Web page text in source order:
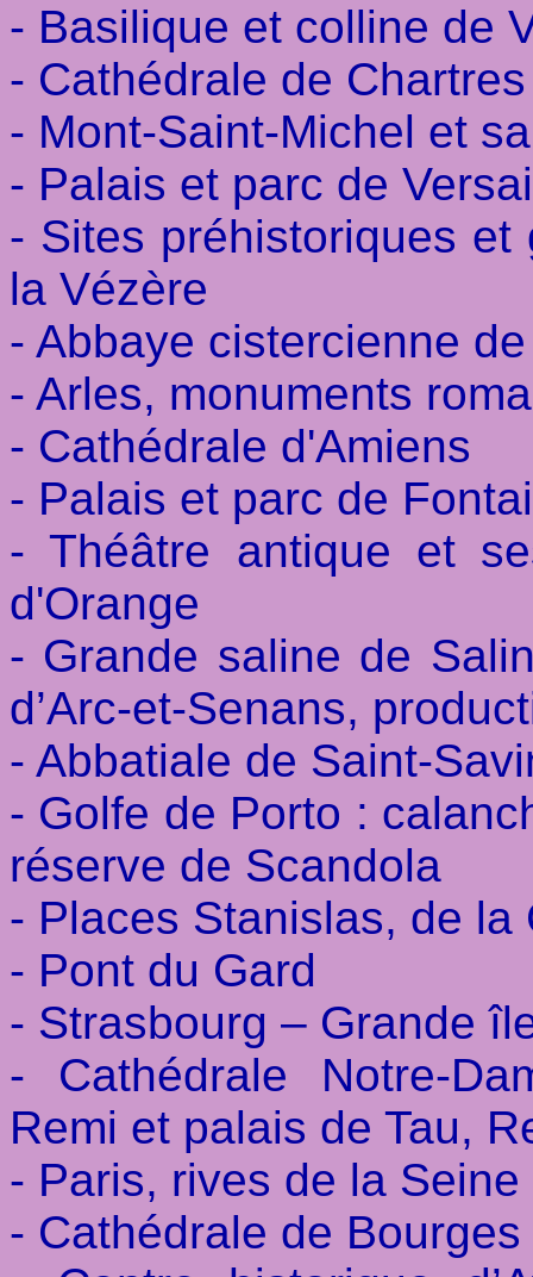
- Basilique et colline de
- Cathédrale de Chartres
- Mont-Saint-Michel et
- Palais et parc de
- Sites préhistoriques
la Vézère
- Abbaye cistercienne
- Arles, monuments
- Cathédrale d'Amiens
- Palais et parc de
- Théâtre antique et
d'Orange
- Grande saline de
d’Arc-et-Senans,
- Abbatiale de Saint-
- Golfe de Porto :
réserve de Scandola
- Places Stanislas, de
- Pont du Gard
- Strasbourg – Grande
- Cathédrale Notre-
Remi et palais de Tau,
- Paris, rives de la Seine
- Cathédrale de Bourges